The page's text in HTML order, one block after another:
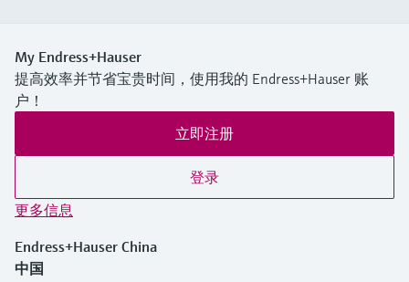
My Endress+Hauser
提高效率并节省宝贵时间，使用我的 Endress+Hauser 账
户！
立即注册
登录
更多信息
Endress+Hauser China
中国